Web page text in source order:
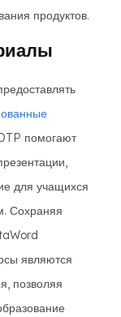
продуктов.
помогают
для учащихся
Сохраняя
являются
позволяя